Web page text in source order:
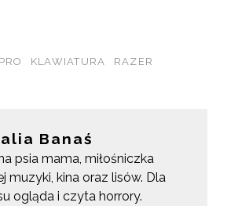
KLAWIATURA RAZER
Banaś
psia mama, miłośniczka
muzyki, kina oraz lisów. Dla
ogląda i czyta horrory.